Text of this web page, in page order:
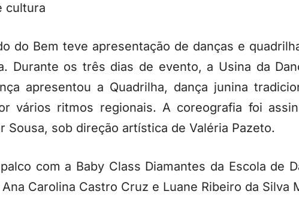
cultura
do Bem teve apresentação de danças e
Durante os três dias de evento, a Usina da
apresentou a Quadrilha, dança junina
vários ritmos regionais. A coreografia foi
Sousa, sob direção artística de Valéria Pazeto.
com a Baby Class Diamantes da Escola de
Carolina Castro Cruz e Luane Ribeiro da Silva